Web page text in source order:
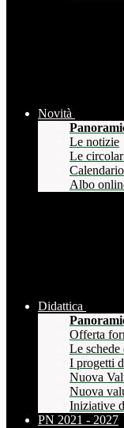
Novità
Le notizie
Le
Albo
Didattica
Offerta
Le schede
I progetti
Nuova
Nuova
Iniziative
PN 2021 - 2027